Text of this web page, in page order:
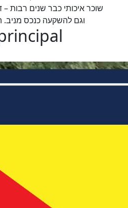
שוכר איכותי כבר שנים רבות
וגם להשקעה כנכס מניב.